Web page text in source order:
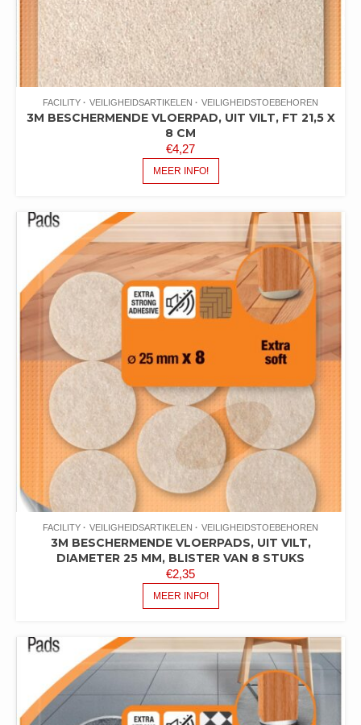
FACILITY VEILIGHEIDSARTIKELEN VEILIGHEIDSTOEBEHOREN
3M BESCHERMENDE VLOERPAD, UIT VILT, FT 21,5 X
8 CM
€4,27
MEER INFO!
FACILITY VEILIGHEIDSARTIKELEN VEILIGHEIDSTOEBEHOREN
3M BESCHERMENDE VLOERPADS, UIT VILT,
DIAMETER 25 MM, BLISTER VAN 8 STUKS
€2,35
MEER INFO!